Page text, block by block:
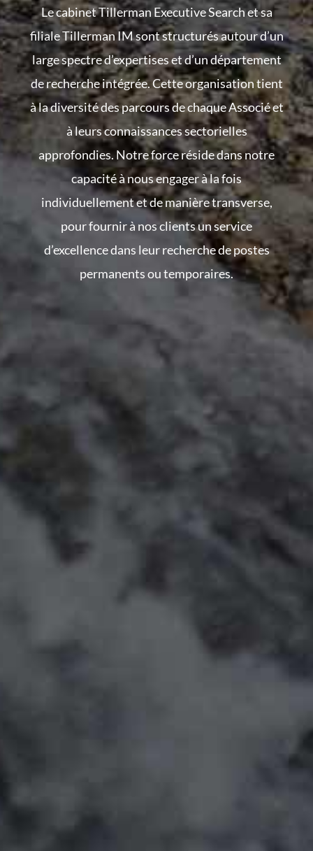
Le cabinet Tillerman Executive Search et sa
filiale Tillerman IM sont structurés autour d’un
large spectre d’expertises et d’un département
de recherche intégrée. Cette organisation tient
à la diversité des parcours de chaque Associé et
à leurs connaissances sectorielles
approfondies. Notre force réside dans notre
capacité à nous engager à la fois
individuellement et de manière transverse,
pour fournir à nos clients un service
d’excellence dans leur recherche de postes
permanents ou temporaires.